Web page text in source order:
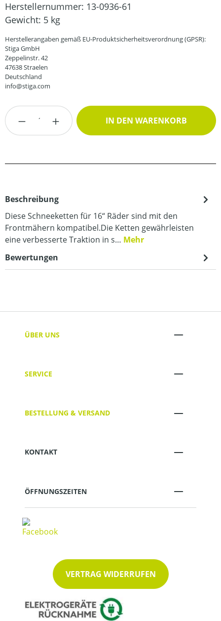
Herstellernummer: 13-0936-61
Gewicht: 5 kg
Herstellerangaben gemäß EU-Produktsicherheitsverordnung (GPSR):
Stiga GmbH
Zeppelinstr. 42
47638 Straelen
Deutschland
info@stiga.com
Produkt Anzahl: Gib den gewünschten
IN DEN WARENKORB
Beschreibung
Diese Schneeketten für 16“ Räder sind mit den
Frontmähern kompatibel.Die Ketten gewährleisten
eine verbesserte Traktion in s… Mehr
Bewertungen
ÜBER UNS
SERVICE
BESTELLUNG & VERSAND
KONTAKT
ÖFFNUNGSZEITEN
VERTRAG WIDERRUFEN